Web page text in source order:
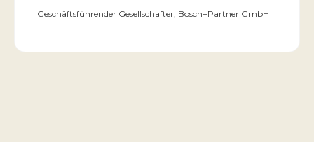
Geschäftsführender Gesellschafter, Bosch+Partner GmbH